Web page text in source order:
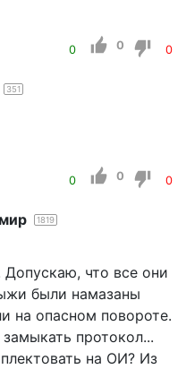
0 0 0
351
0 0 0
1819
что все они
были намазаны
на опасном повороте.
протокол...
на ОИ? Из